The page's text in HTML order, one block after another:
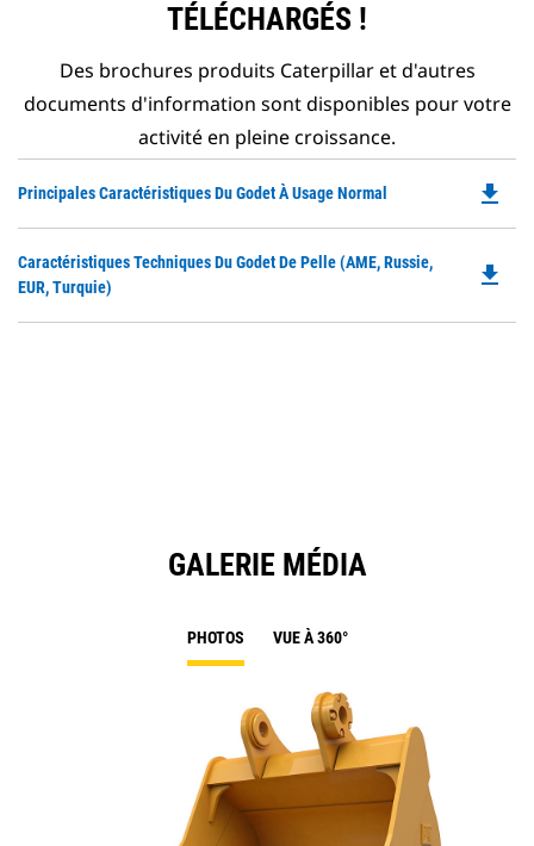
TÉLÉCHARGÉS !
Des brochures produits Caterpillar et d'autres
documents d'information sont disponibles pour votre
activité en pleine croissance.
Principales Caractéristiques Du Godet À Usage Normal file_download
Caractéristiques Techniques Du Godet De Pelle (AME, Russie,
EUR, Turquie)
file_download
GALERIE MÉDIA
PHOTOS VUE À 360°